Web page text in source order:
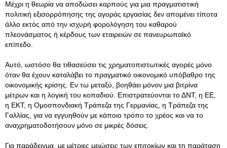
Μέχρι η θεωρία να αποδώσει καρπούς για μια πραγματιστική
πολιτική εξισορρόπησης της αγοράς εργασίας δεν απομένει τίποτα
άλλο εκτός από την ισχυρή φορολόγηση του καθαρού
πλεονάσματος ή κέρδους των εταιρειών σε πανευρωπαϊκό
επίπεδο.
Αυτό, ωστόσο θα τιθασεύσει τις χρηματοπιστωτικές αγορές μόνο
όταν θα έχουν καταλάβει το πραγματικό οικονομικό υπόβαθρο της
οικονομικής κρίσης. Εν τω μεταξύ, βοηθάει μόνον μια βιτρίνα
μέτρων και η λογική του κοπαδιού. Επιστρατεύονται το ΔΝΤ, η ΕΕ,
η ΕΚΤ, η Ομοσπονδιακή Τράπεζα της Γερμανίας, η Τράπεζα της
Γαλλίας, για να εγγυηθούν με κάποιο τρόπο το χρέος και να το
αναχρηματοδοτήσουν μόνο σε μικρές δόσεις.
Για παράδειγμα, με μέτριες μειώσεις των επιτοκίων και τη παράταση